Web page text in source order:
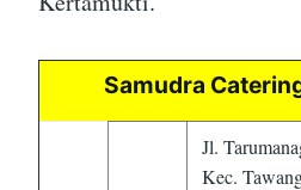
Samudra
Jl.
Kec.